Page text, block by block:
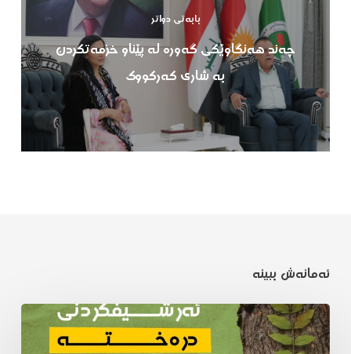
بابەتی دواتر
چەند هەنگاوێکی گەورە لە پێناو خزمەتکردن
بە شاری کەرکووک
ئەمانەش ببینە